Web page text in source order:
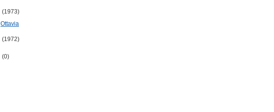
(1973)
Ottavia
(1972)
(0)